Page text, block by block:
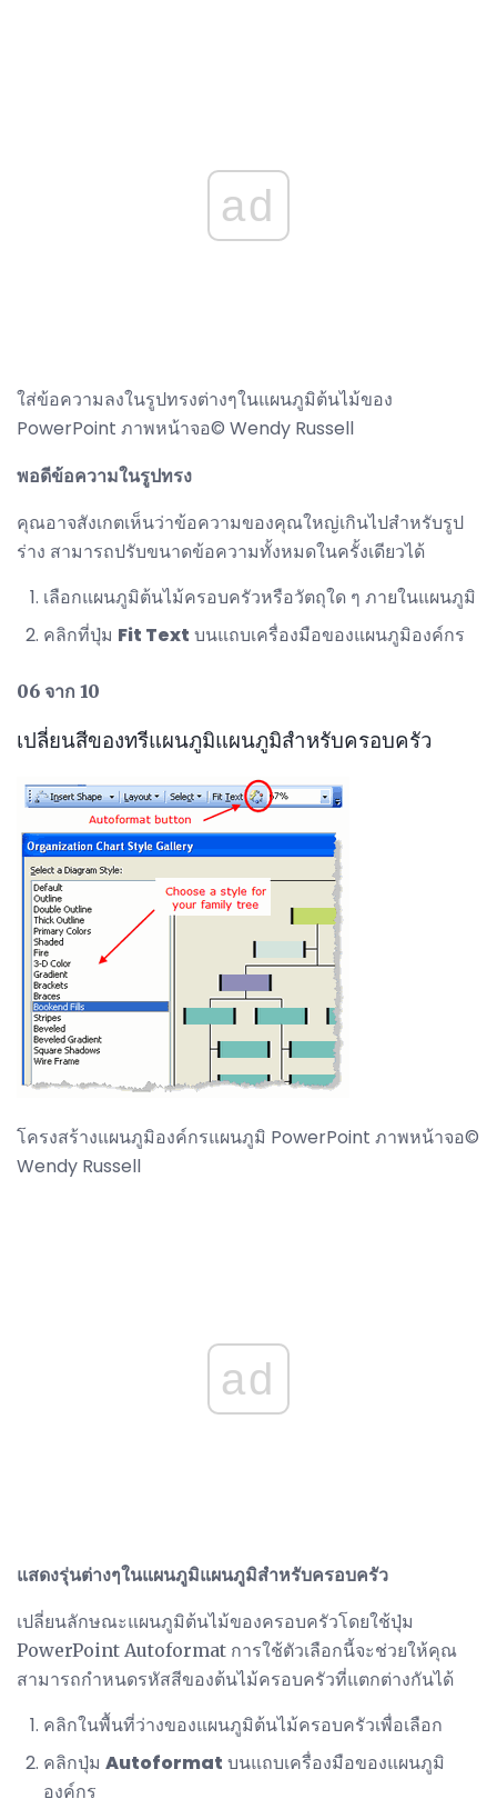
ad
ใส่ข้อความลงในรูปทรงต่างๆในแผนภูมิต้นไม้ของ
PowerPoint ภาพหน้าจอ© Wendy Russell
พอดีข้อความในรูปทรง
คุณอาจสังเกตเห็นว่าข้อความของคุณใหญ่เกินไปสำหรับรูป
ร่าง สามารถปรับขนาดข้อความทั้งหมดในครั้งเดียวได้
เลือกแผนภูมิต้นไม้ครอบครัวหรือวัตถุใด ๆ ภายในแผนภูมิ
คลิกที่ปุ่ม Fit Text บนแถบเครื่องมือของแผนภูมิองค์กร
06 จาก 10
เปลี่ยนสีของทรีแผนภูมิแผนภูมิสำหรับครอบครัว
โครงสร้างแผนภูมิองค์กรแผนภูมิ PowerPoint ภาพหน้าจอ©
Wendy Russell
ad
แสดงรุ่นต่างๆในแผนภูมิแผนภูมิสำหรับครอบครัว
เปลี่ยนลักษณะแผนภูมิต้นไม้ของครอบครัวโดยใช้ปุ่ม
PowerPoint Autoformat การใช้ตัวเลือกนี้จะช่วยให้คุณ
สามารถกำหนดรหัสสีของต้นไม้ครอบครัวที่แตกต่างกันได้
คลิกในพื้นที่ว่างของแผนภูมิต้นไม้ครอบครัวเพื่อเลือก
คลิกปุ่ม Autoformat บนแถบเครื่องมือของแผนภูมิ
องค์กร